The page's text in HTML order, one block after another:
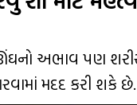
પણ શરીર પર
મદદ કરી શકે